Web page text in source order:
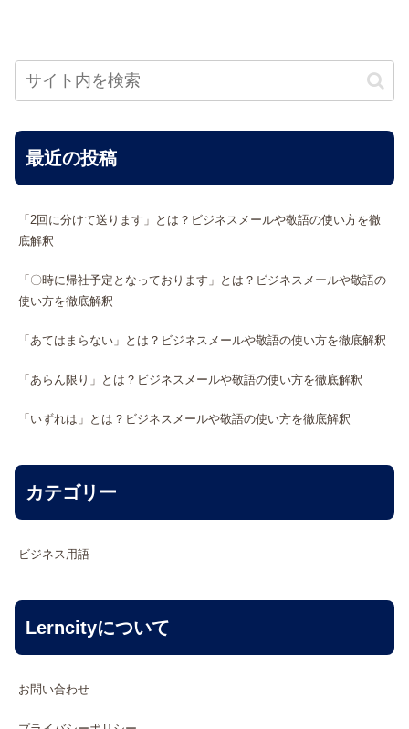
最近の投稿
「2回に分けて送ります」とは？ビジネスメールや敬語の使い方を徹
底解釈
「〇時に帰社予定となっております」とは？ビジネスメールや敬語の
使い方を徹底解釈
「あてはまらない」とは？ビジネスメールや敬語の使い方を徹底解釈
「あらん限り」とは？ビジネスメールや敬語の使い方を徹底解釈
「いずれは」とは？ビジネスメールや敬語の使い方を徹底解釈
カテゴリー
ビジネス用語
Lerncityについて
お問い合わせ